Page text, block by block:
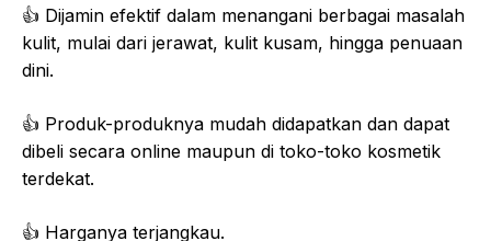
👍 Dijamin efektif dalam menangani berbagai masalah
kulit, mulai dari jerawat, kulit kusam, hingga penuaan
dini.
👍 Produk-produknya mudah didapatkan dan dapat
dibeli secara online maupun di toko-toko kosmetik
terdekat.
👍 Harganya terjangkau.